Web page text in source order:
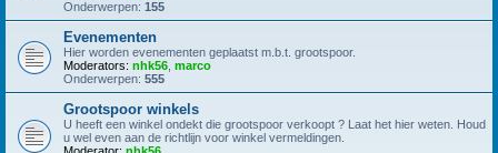
Onderwerpen: 155
Evenementen
Hier worden evenementen geplaatst m.b.t. grootspoor.
Moderators: nhk56 marco
Onderwerpen: 555
Grootspoor winkels
U heeft een winkel ondekt die grootspoor verkoopt ? Laat het hier weten. Houd
u wel even aan de richtlijn voor winkel vermeldingen.